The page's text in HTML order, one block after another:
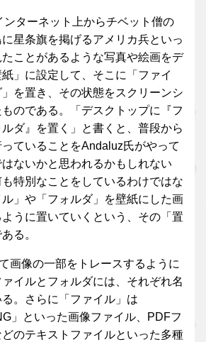
ンターネット上からチベット僧の
星条旗を掲げるアメリカ兵といっ
ことがあるような写真や絵画をデ
」に設定して、そこに「ファイ
を置き、その状態をスクリーンシ
のである。「デスクトップに『フ
ダ』を置く」と書くと、普段から
ていることをAndaluz氏がやって
ないかと思われるかもしれない
特別なことをしているわけではな
」や「フォルダ」を壁紙にした画
うに置いていくという、その「置
る。
画像の一部をトレースするように
イルとフォルダには、それぞれ名
。さらに「ファイル」は
」といった画像ファイル、PDFフ
のテキストファイルといった多種